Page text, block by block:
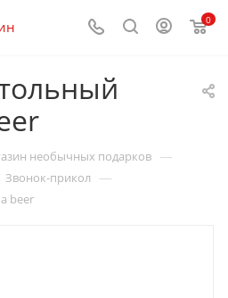
0
необычных подарков —
Звонок-прикол —
beer